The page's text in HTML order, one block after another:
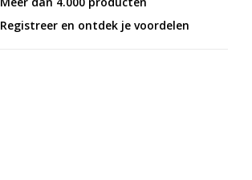
Registreer en ontdek je voordelen